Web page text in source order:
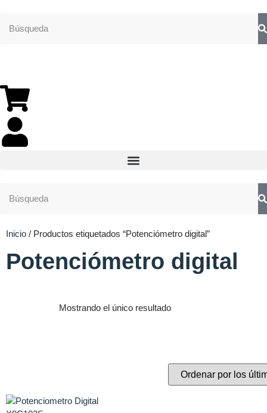
Inicio / Productos etiquetados “Potenciómetro digital”
Potenciómetro digital
Mostrando el único resultado